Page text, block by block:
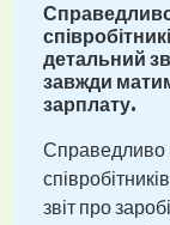
детальний
завжди
зарплату.
Справедливо
звіт про